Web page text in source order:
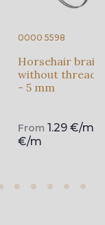
0000 5598
Horsehair
without thread
- 5 mm
From1.29 €/m
€/m